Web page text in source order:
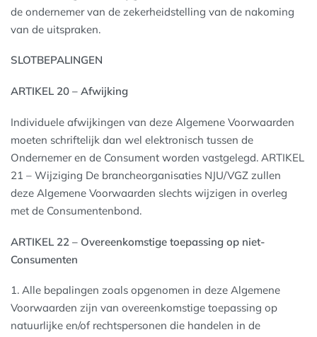
de ondernemer van de zekerheidstelling van de nakoming
van de uitspraken.
SLOTBEPALINGEN
ARTIKEL 20 – Afwijking
Individuele afwijkingen van deze Algemene Voorwaarden
moeten schriftelijk dan wel elektronisch tussen de
Ondernemer en de Consument worden vastgelegd. ARTIKEL
21 – Wijziging De brancheorganisaties NJU/VGZ zullen
deze Algemene Voorwaarden slechts wijzigen in overleg
met de Consumentenbond.
ARTIKEL 22 – Overeenkomstige toepassing op niet-
Consumenten
1. Alle bepalingen zoals opgenomen in deze Algemene
Voorwaarden zijn van overeenkomstige toepassing op
natuurlijke en/of rechtspersonen die handelen in de